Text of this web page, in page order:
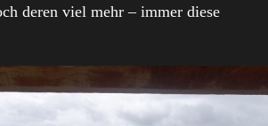
deren viel mehr – immer diese